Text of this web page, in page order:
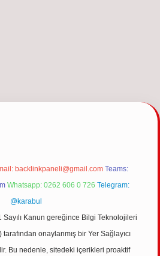
backlinkpaneli@gmail.com Teams:
Whatsapp: 0262 606 0 726 Telegram:
@karabul
Sayılı Kanun gereğince Bilgi Teknolojileri
onaylanmış bir Yer Sağlayıcı
Bu nedenle, sitedeki içerikleri proaktif